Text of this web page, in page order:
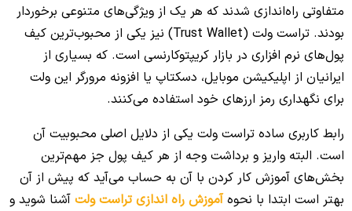
متفاوتی راه‌اندازی شدند که هر یک از ویژگی‌های متنوعی برخوردار
بودند. تراست ولت (Trust Wallet) نیز یکی از محبوب‌ترین کیف
پول‌های نرم افزاری در بازار کریپتوکارنسی است. که بسیاری از
ایرانیان از اپلیکیشن موبایل، دسکتاپ یا افزونه مرورگر این ولت
برای نگهداری رمز ارزهای خود استفاده می‌کنند.
رابط کاربری ساده تراست ولت یکی از دلایل اصلی محبوبیت آن
است. البته واریز و برداشت وجه از هر کیف پول جز مهم‌ترین
بخش‌های آموزش کار کردن با آن به حساب می‌آید که پیش از آن
بهتر است ابتدا با نحوهآموزش راه اندازی تراست ولت آشنا شوید و